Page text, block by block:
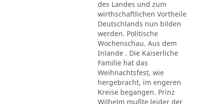
des Landes und zum
wirthschaftlichen Vortheile
Deutschlands nun bilden
werden. Politische
Wochenschau. Aus dem
Inlande . Die Kaiserliche
Familie hat das
Weihnachtsfest, wie
hergebracht, im engeren
Kreise begangen. Prinz
Wilhelm mußte leider der